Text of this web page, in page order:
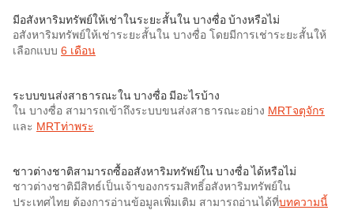
มีอสังหาริมทรัพย์ให้เช่าในระยะสั้นใน บางซื่อ บ้างหรือไม่
อสังหาริมทรัพย์ให้เช่าระยะสั้นใน บางซื่อ โดยมีการเช่าระยะสั้นให้
เลือกแบบ 6 เดือน
ระบบขนส่งสาธารณะใน บางซื่อ มีอะไรบ้าง
ใน บางซื่อ สามารถเข้าถึงระบบขนส่งสาธารณะอย่าง MRTจตุจักร
และ MRTท่าพระ
ชาวต่างชาติสามารถซื้ออสังหาริมทรัพย์ใน บางซื่อ ได้หรือไม่
ชาวต่างชาติมีสิทธ์เป็นเจ้าของกรรมสิทธิ์อสังหาริมทรัพย์ใน
ประเทศไทย ต้องการอ่านข้อมูลเพิ่มเติม สามารถอ่านได้ที่บทความนี้